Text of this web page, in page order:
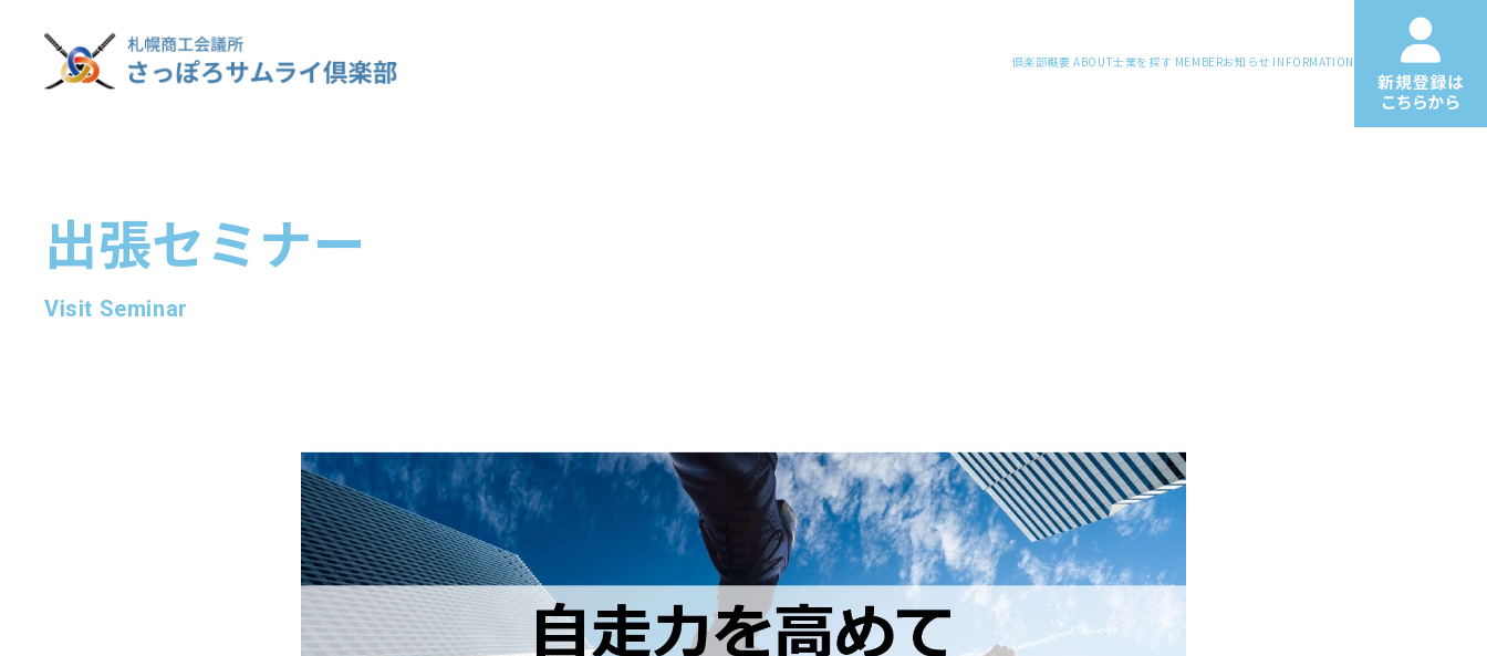
倶楽部概要 ABOUT士業を探す MEMBERお知らせ INFORMATION
出張セミナー
Visit Seminar